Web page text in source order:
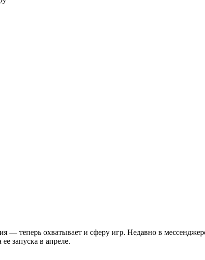
— теперь охватывает и сферу игр. Недавно в
запуска в апреле.